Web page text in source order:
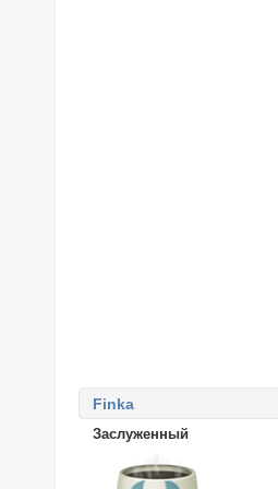
Finka
Заслуженный